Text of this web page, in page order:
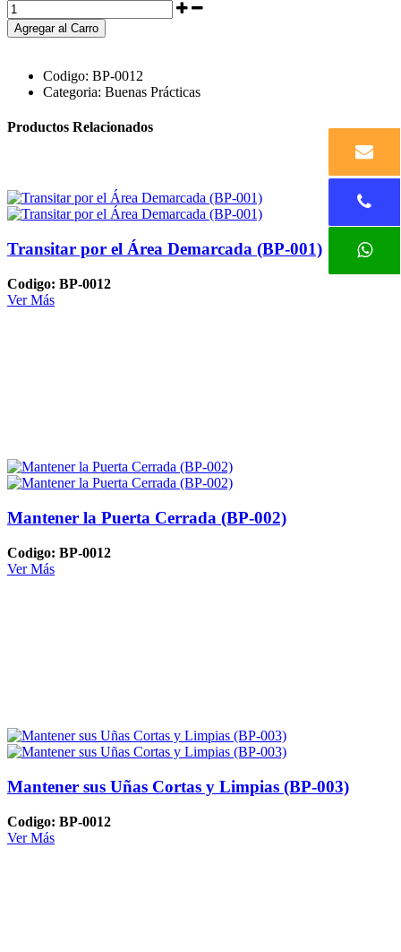
Agregar al Carro
Codigo: BP-0012
Categoria: Buenas Prácticas
Productos Relacionados
Transitar por el Área Demarcada (BP-001)
Codigo: BP-0012
Ver Más
Mantener la Puerta Cerrada (BP-002)
Codigo: BP-0012
Ver Más
Mantener sus Uñas Cortas y Limpias (BP-003)
Codigo: BP-0012
Ver Más